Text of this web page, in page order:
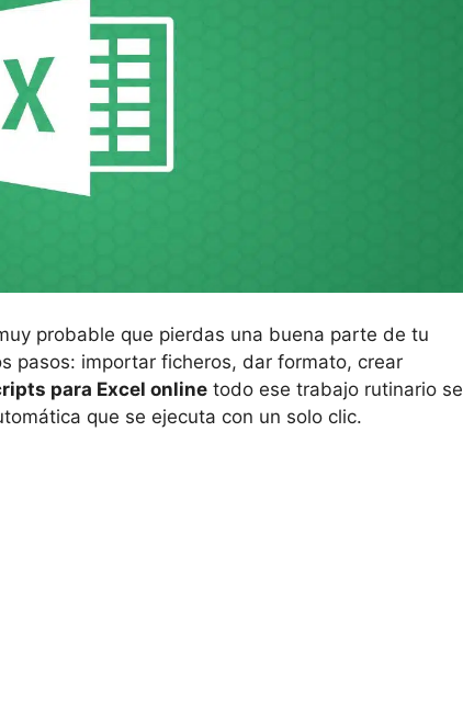
probable que pierdas una buena parte de tu
pasos: importar ficheros, dar formato, crear
para Excel online todo ese trabajo rutinario se
que se ejecuta con un solo clic.